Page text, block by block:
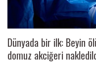
Dünyada bir ilk: Beyin
domuz akciğeri